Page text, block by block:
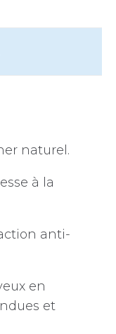
naturel.
à la
anti-
en
et